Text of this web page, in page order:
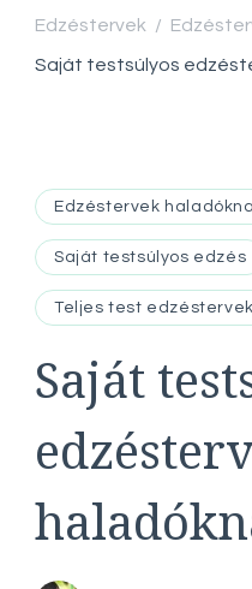
Edzéstervek /
Saját testsúlyos
Edzéstervek
Saját testsúlyos edzés
Teljes test edzéstervek
Saját